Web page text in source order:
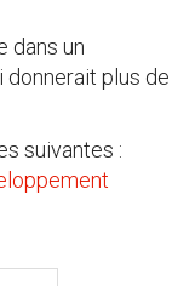
dans un
plus de
suivantes :